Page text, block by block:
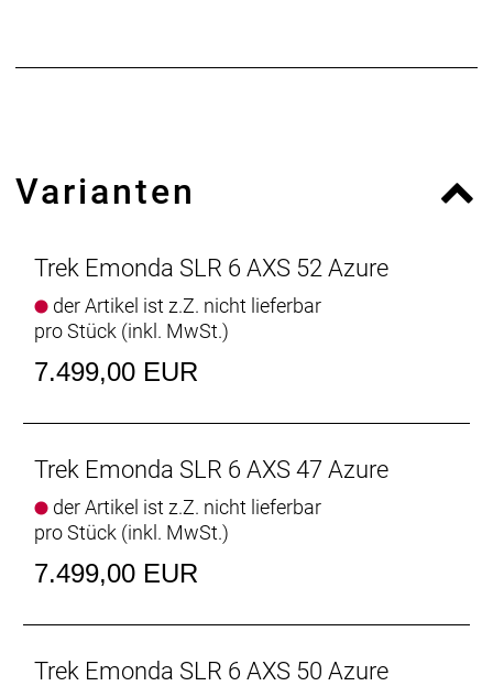
OCLV Carbon und kraftvoll zupackende
hydraulische Scheibenbremsen.
Das Émonda SLR 6 AXS fliegt Anstiege hinauf und
Aerodynamik ermöglicht mehr Speed, ohne die für
das Émonda typische Fahrqualität zu
beeinträchtigen. Für blitzschnelle Gangwechsel
kommt es außerdem mit einer drahtlosen,
aerodynamisch, beeindruckt mit einem
sich einfach traumhaft.
- Der drahtlose, elektronische SRAM Rival AXS-
Antrieb schont deinen Geldbeutel und lässt sich
über die AXS-App an deine individuellen
Carbon ist unglaublich leicht und setzt neue
Varianten
Trek Emonda SLR 6 AXS 52 Azure
der Artikel ist z.Z. nicht lieferbar
pro Stück (inkl. MwSt.)
7.499,00 EUR
Trek Emonda SLR 6 AXS 47 Azure
der Artikel ist z.Z. nicht lieferbar
pro Stück (inkl. MwSt.)
7.499,00 EUR
Trek Emonda SLR 6 AXS 50 Azure